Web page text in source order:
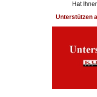
Hat
Unterstützen